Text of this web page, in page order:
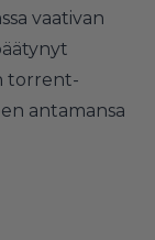
vaativan
torrent-
antamansa